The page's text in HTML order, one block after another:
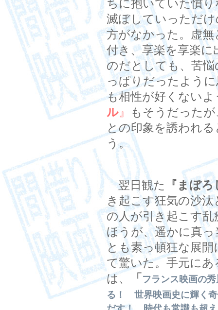
ちに抱いていた憤
滅ぼしていっただ
方がなかった。虚
付き、享楽を享楽
のだとしても、苦
っぱりだったよう
も相性が好くない
ル 』
もそうだった
との印象を誘われ
う。
翌日観た
『まぼ
き起こす狂気の沙
の人が引き起こす
ほうが、遥かに真
とも素っ頓狂な展
て驚いた。手元に
は、
「 フランス映画の
る！ 世界映画史に輝く